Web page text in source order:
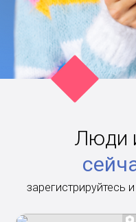
Люди
зарегистрируйтесь